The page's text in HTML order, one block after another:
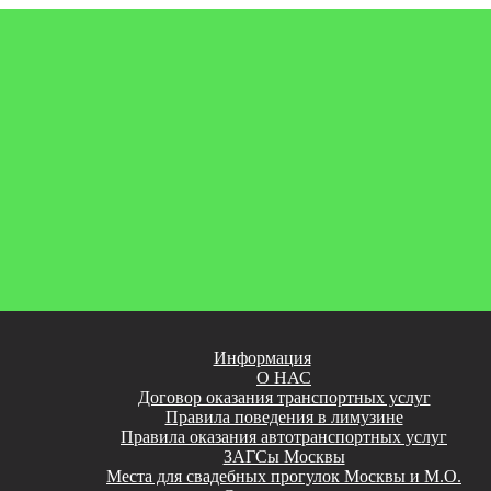
Информация
О НАС
Договор оказания транспортных услуг
Правила поведения в лимузине
Правила оказания автотранспортных услуг
ЗАГСы Москвы
Места для свадебных прогулок Москвы и М.О.